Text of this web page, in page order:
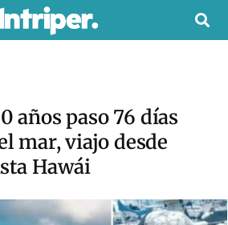
años paso 76 días
mar, viajo desde
Hawái